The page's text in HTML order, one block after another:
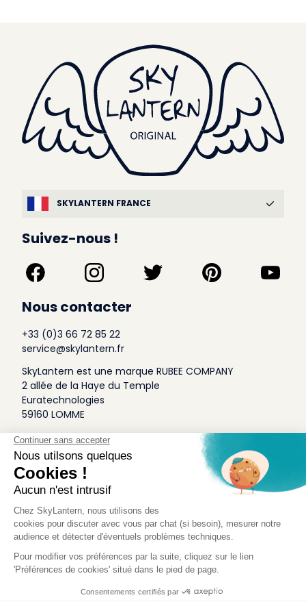
SKYLANTERN FRANCE
Suivez-nous !
Nous contacter
+33 (0)3 66 72 85 22
service@skylantern.fr
SkyLantern est une marque RUBEE COMPANY
2 allée de la Haye du Temple
Euratechnologies
59160 LOMME
A Propos
Qui sommes-nous
Conditions générales de Vente
Mentions légales
Politique Antispam
Idée Design
Skylantern Original in the UK